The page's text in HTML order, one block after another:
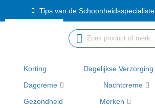
Tips van de Schoonheidsspecialiste
Korting Dagelijkse Verzorging
Dagcreme Nachtcreme
Gezondheid Merken